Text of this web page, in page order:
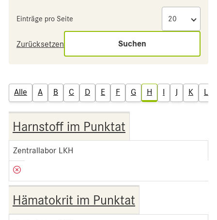
Einträge pro Seite
Zurücksetzen Suchen
Alle A B C D E F G H I J K L
Harnstoff im Punktat
Zentrallabor LKH
Hämatokrit im Punktat